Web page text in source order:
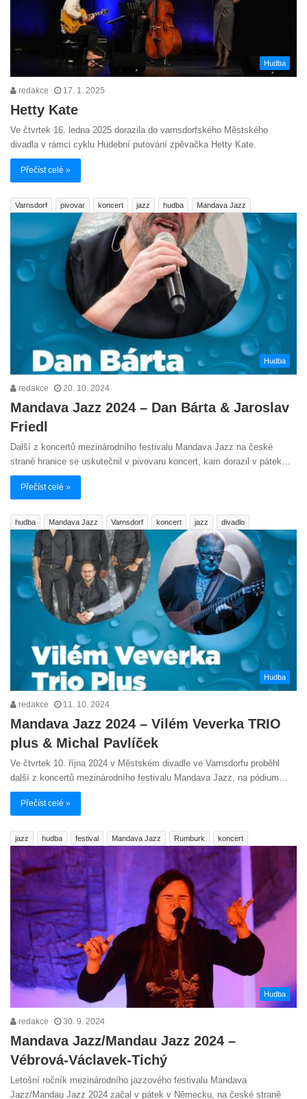
Hudba
redakce 17. 1. 2025
Hetty Kate
Ve čtvrtek 16. ledna 2025 dorazila do varnsdorfského Městského
divadla v rámci cyklu Hudební putování zpěvačka Hetty Kate.
Přečíst celé »
Varnsdorf pivovar koncert jazz hudba Mandava Jazz
Hudba
redakce 20. 10. 2024
Mandava Jazz 2024 – Dan Bárta & Jaroslav
Friedl
Další z koncertů mezinárodního festivalu Mandava Jazz na české
straně hranice se uskutečnil v pivovaru koncert, kam dorazil v pátek…
Přečíst celé »
hudba Mandava Jazz Varnsdorf koncert jazz divadlo
Hudba
redakce 11. 10. 2024
Mandava Jazz 2024 – Vilém Veverka TRIO
plus & Michal Pavlíček
Ve čtvrtek 10. října 2024 v Městském divadle ve Varnsdorfu proběhl
další z koncertů mezinárodního festivalu Mandava Jazz, na pódium…
Přečíst celé »
jazz hudba festival Mandava Jazz Rumburk koncert
Hudba
redakce 30. 9. 2024
Mandava Jazz/Mandau Jazz 2024 –
Vébrová-Václavek-Tichý
Letošní ročník mezinárodního jazzového festivalu Mandava
Jazz/Mandau Jazz 2024 začal v pátek v Německu, na české straně